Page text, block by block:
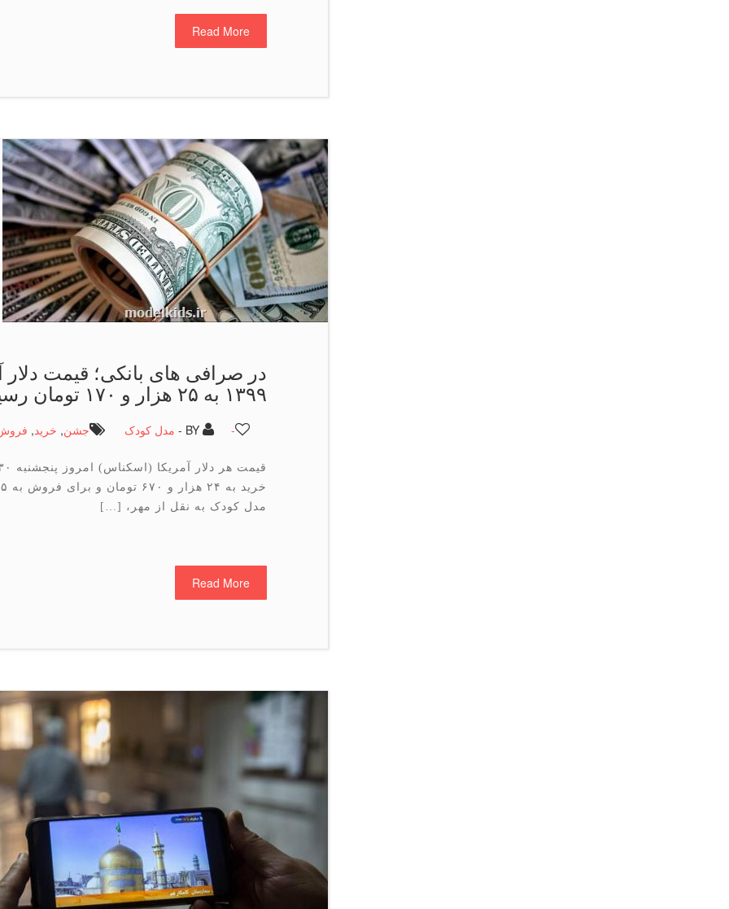
Read More
۱۳۹۹ به ۲۵ هزار و ۱۷۰ تومان رسید
BY - مدل کودک جشن, خرید, -
مدل کودک به نقل از مهر، […]
Read More